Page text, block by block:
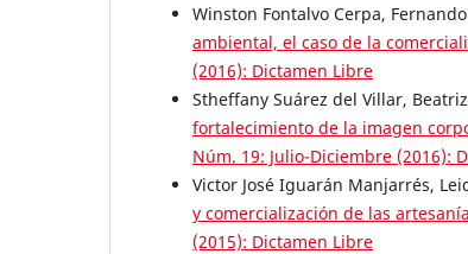
Winston Fontalvo Cerpa,
ambiental, el caso de la
(2016): Dictamen Libre
Stheffany Suárez del Villar,
fortalecimiento de la imagen
Núm. 19: Julio-Diciembre (2016):
Victor José Iguarán Manjarrés,
y comercialización de las
(2015): Dictamen Libre